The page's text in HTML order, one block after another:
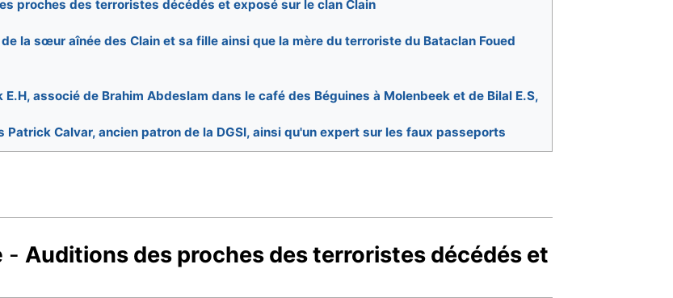
proches des terroristes décédés et exposé sur le clan Clain
la sœur aînée des Clain et sa fille ainsi que la mère du terroriste du Bataclan Foued
associé de Brahim Abdeslam dans le café des Béguines à Molenbeek et de Bilal E.S,
Patrick Calvar, ancien patron de la DGSI, ainsi qu'un expert sur les faux passeports
- Auditions des proches des terroristes décédés et